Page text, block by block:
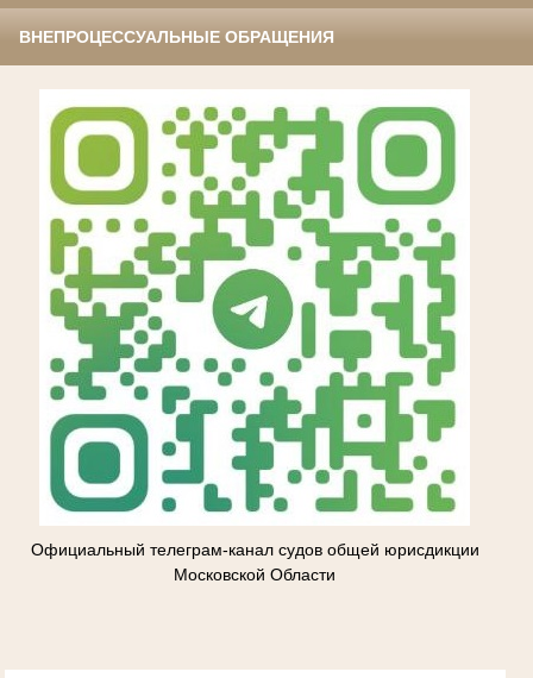
ВНЕПРОЦЕССУАЛЬНЫЕ ОБРАЩЕНИЯ
Официальный телеграм-канал судов общей юрисдикции
Московской Области